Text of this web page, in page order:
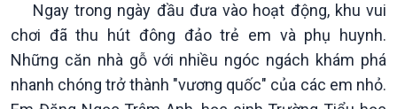
Kinh tế
Nông nghiệp & Biển đảo
Ngay trong ngày đầu đưa vào hoạt động, khu vui
chơi đã thu hút đông đảo trẻ em và phụ huynh.
Những căn nhà gỗ với nhiều ngóc ngách khám phá
nhanh chóng trở thành "vương quốc" của các em nhỏ.